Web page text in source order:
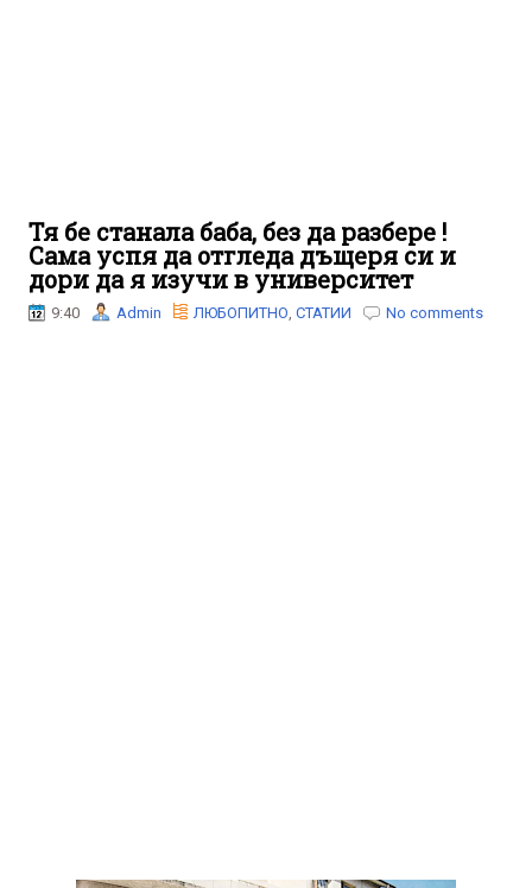
Тя бе станала баба, без да разбере !
Сама успя да отгледа дъщеря си и
дори да я изучи в университет
9:40 Admin ЛЮБОПИТНО, СТАТИИ No comments